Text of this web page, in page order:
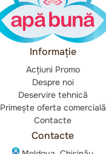
Informație
Acțiuni Promo
Despre noi
Deservire tehnică
Primește oferta comercială
Contacte
Contacte